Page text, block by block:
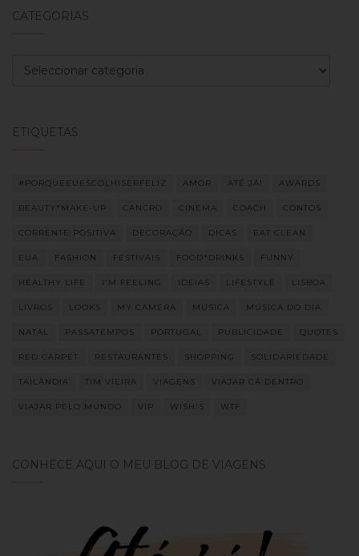
CATEGORIAS
Categorias
ETIQUETAS
#PORQUEEUESCOLHISERFELIZ AMOR ATÉ JÁ! AWARDS
BEAUTY*MAKE-UP CANCRO CINEMA COACH CONTOS
CORRENTE POSITIVA DECORAÇÃO DICAS EAT CLEAN
EUA FASHION FESTIVAIS FOOD*DRINKS FUNNY
HEALTHY LIFE I'M FEELING IDEIAS LIFESTYLE LISBOA
LIVROS LOOKS MY CAMERA MÚSICA MÚSICA DO DIA
NATAL PASSATEMPOS PORTUGAL PUBLICIDADE QUOTES
RED CARPET RESTAURANTES SHOPPING SOLIDARIEDADE
TAILÂNDIA TIM VIEIRA VIAGENS VIAJAR CÁ DENTRO
VIAJAR PELO MUNDO VIP WISH'S WTF
CONHECE AQUI O MEU BLOG DE VIAGENS